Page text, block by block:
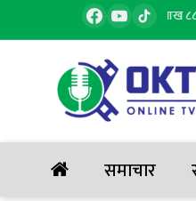
बढ्यो सुन, तोलाको दुई लाख ८८ हजार
समाचार